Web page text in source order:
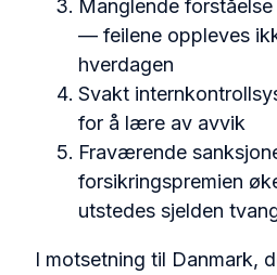
Manglende
— feilene oppleves
hverdagen
Svakt
for å lære av avvik
Fraværende
forsikringspremien
utstedes sjelden
I motsetning til Danmark,